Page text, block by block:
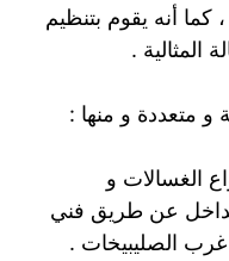
كما أنه يقوم بتنظيم
المثالية .
و متعددة و منها :
الغسالات و
عن طريق فني
الصليبيخات .